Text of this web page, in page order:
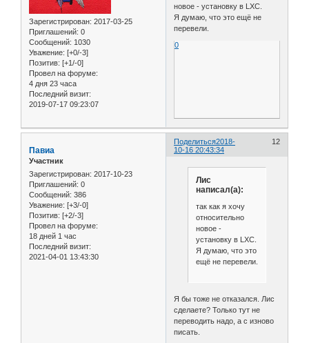
Зарегистрирован: 2017-03-25
Приглашений: 0
Сообщений: 1030
Уважение: [+0/-3]
Позитив: [+1/-0]
Провел на форуме:
4 дня 23 часа
Последний визит:
2019-07-17 09:23:07
новое - установку в LXC.
Я думаю, что это ещё не
перевели.
0
Поделиться 12
2018-
10-16 20:43:34
Павиа
Участник
Зарегистрирован: 2017-10-23
Приглашений: 0
Сообщений: 386
Уважение: [+3/-0]
Позитив: [+2/-3]
Провел на форуме:
18 дней 1 час
Последний визит:
2021-04-01 13:43:30
Лис
написал(а):
так как я хочу
относительно
новое -
установку в LXC.
Я думаю, что это
ещё не перевели.
Я бы тоже не отказался. Лис
сделаете? Только тут не
переводить надо, а с изново
писать.